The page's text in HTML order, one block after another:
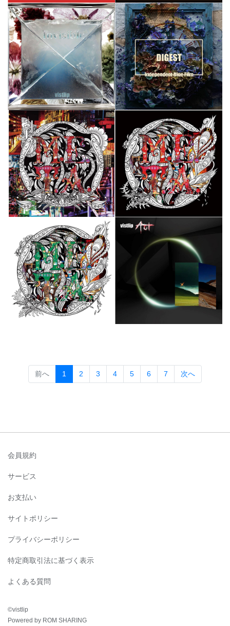
前へ 1 (current)
2 3 4 5 6 7 次へ
会員規約
サービス
お支払い
サイトポリシー
プライバシーポリシー
特定商取引法に基づく表示
よくある質問
©︎vistlip
Powered by ROM SHARING